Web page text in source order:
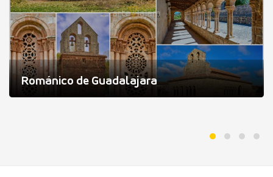
Románico de Guadalajara